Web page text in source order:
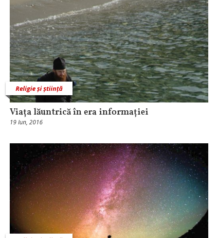
Religie și știință
Viața lăuntrică în era informației
19 Iun, 2016